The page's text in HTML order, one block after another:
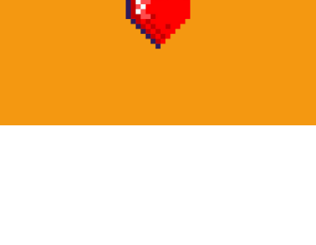
A partir de 301 unidades:18% OFF em cada item.
Acima de 501 unidades:29% OFF em cada item.